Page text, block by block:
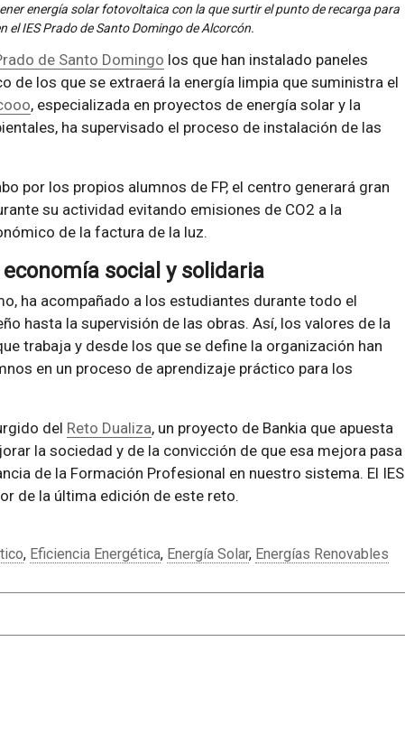
energía solar fotovoltaica con la que surtir el punto de recarga para
el IES Prado de Santo Domingo de Alcorcón.
de Santo Domingo los que han instalado paneles
de los que se extraerá la energía limpia que suministra el
, especializada en proyectos de energía solar y la
ha supervisado el proceso de instalación de las
por los propios alumnos de FP, el centro generará gran
su actividad evitando emisiones de CO2 a la
de la factura de la luz.
social y solidaria
ha acompañado a los estudiantes durante todo el
hasta la supervisión de las obras. Así, los valores de la
trabaja y desde los que se define la organización han
en un proceso de aprendizaje práctico para los
del Reto Dualiza, un proyecto de Bankia que apuesta
la sociedad y de la convicción de que esa mejora pasa
de la Formación Profesional en nuestro sistema. El IES
de la última edición de este reto.
, Eficiencia Energética, Energía Solar, Energías Renovables